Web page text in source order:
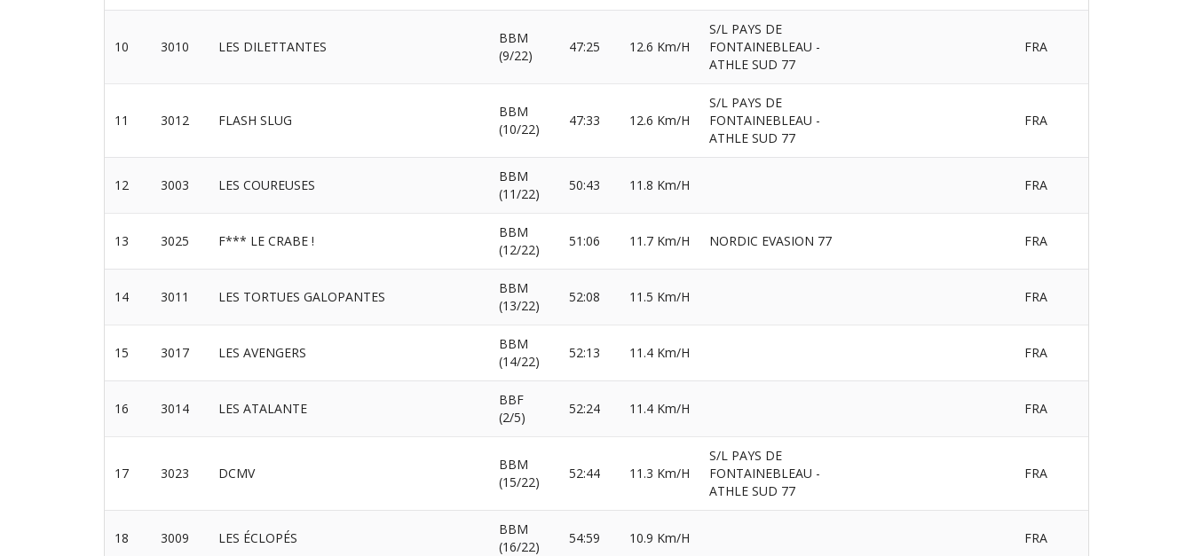
10 3010 LES DILETTANTES
BBM
(9/22)
47:25 12.6 Km/H
S/L PAYS DE
FONTAINEBLEAU -
ATHLE SUD 77
FRA
11 3012 FLASH SLUG
BBM
(10/22)
47:33 12.6 Km/H
S/L PAYS DE
FONTAINEBLEAU -
ATHLE SUD 77
FRA
12 3003 LES COUREUSES
BBM
(11/22)
50:43 11.8 Km/H FRA
13 3025 F*** LE CRABE !
BBM
(12/22)
51:06 11.7 Km/H NORDIC EVASION 77 FRA
14 3011 LES TORTUES GALOPANTES
BBM
(13/22)
52:08 11.5 Km/H FRA
15 3017 LES AVENGERS
BBM
(14/22)
52:13 11.4 Km/H FRA
16 3014 LES ATALANTE
BBF
(2/5)
52:24 11.4 Km/H FRA
17 3023 DCMV
BBM
(15/22)
52:44 11.3 Km/H
S/L PAYS DE
FONTAINEBLEAU -
ATHLE SUD 77
FRA
18 3009 LES ÉCLOPÉS
BBM
(16/22)
54:59 10.9 Km/H FRA